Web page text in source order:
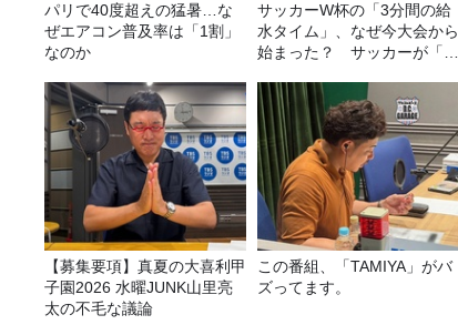
パリで40度超えの猛暑…な
ぜエアコン普及率は「1割」
なのか
サッカーW杯の「3分間の給
水タイム」、なぜ今大会から
始まった？ サッカーが「お
【募集要項】真夏の大喜利甲
子園2026 水曜JUNK山里亮
太の不毛な議論
この番組、「TAMIYA」がバ
ズってます。